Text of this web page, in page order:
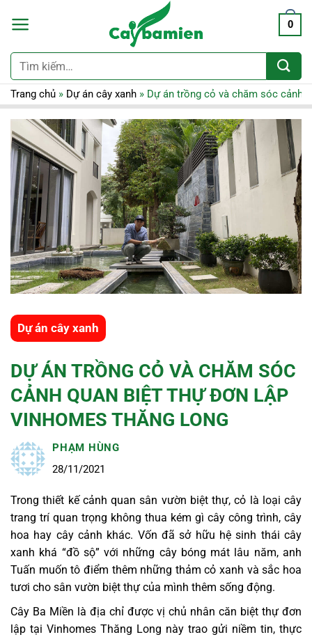
0
Tìm
kiếm:
Trang chủ » Dự án cây xanh » Dự án trồng cỏ và chăm sóc cảnh
Dự án cây xanh
DỰ ÁN TRỒNG CỎ VÀ CHĂM SÓC
CẢNH QUAN BIỆT THỰ ĐƠN LẬP
VINHOMES THĂNG LONG
PHẠM HÙNG
28/11/2021
Trong thiết kế cảnh quan sân vườn biệt thự, cỏ là loại cây
trang trí quan trọng không thua kém gì cây công trình, cây
hoa hay cây cảnh khác. Vốn đã sở hữu hệ sinh thái cây
xanh khá “đồ sộ” với những cây bóng mát lâu năm, anh
Tuấn muốn tô điểm thêm những thảm cỏ xanh và sắc hoa
tươi cho sân vườn biệt thự của mình thêm sống động.
Cây Ba Miền là địa chỉ được vị chủ nhân căn biệt thự đơn
lập tại Vinhomes Thăng Long này trao gửi niềm tin, thực